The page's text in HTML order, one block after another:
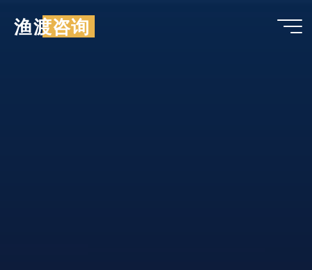
渔渡咨询